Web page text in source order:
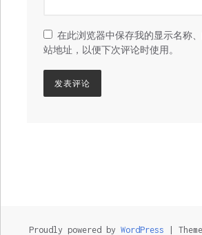
在此浏览器中保存我的显示名称
站地址，以便下次评论时使用。
Proudly powered by WordPress |